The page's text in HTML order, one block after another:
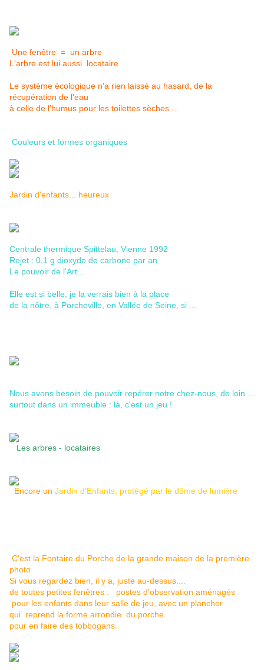
Une fenêtre = un arbre
L'arbre est lui aussi locataire
Le système écologique n'a rien laissé au hasard, de la
récupération de l'eau
à celle de l'humus pour les toilettes sèches ...
Couleurs et formes organiques
Jardin d'enfants... heureux
Centrale thermique Spittelau, Vienne 1992
Rejet : 0,1 g dioxyde de carbone par an
Le pouvoir de l'Art...
Elle est si belle, je la verrais bien à la place
de la nôtre, à Porcheville, en Vallée de Seine, si ...
Nous avons besoin de pouvoir repérer notre chez-nous, de loin ...
surtout dans un immeuble : là, c'est un jeu !
Les arbres - locataires
Encore un Jardin d'Enfants, protégé par le dôme de lumière
C'est la Fontaire du Porche de la grande maison de la première
photo
Si vous regardez bien, il y a, juste au-dessus....
de toutes petites fenêtres : postes d'observation aménagés
pour les enfants dans leur salle de jeu, avec un plancher
qui reprend la forme arrondie du porche
pour en faire des tobbogans.